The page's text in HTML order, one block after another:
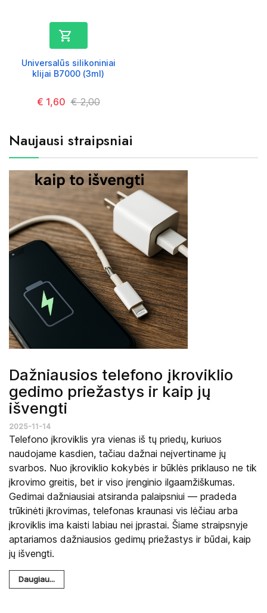

Universalūs silikoniniai
klijai B7000 (3ml)
Kaina
€ 1,60 Kaina
€ 2,00
Naujausi straipsniai
Dažniausios telefono įkroviklio
gedimo priežastys ir kaip jų
išvengti
2025-11-14
Telefono įkroviklis yra vienas iš tų priedų, kuriuos
naudojame kasdien, tačiau dažnai neįvertiname jų
svarbos. Nuo įkroviklio kokybės ir būklės priklauso ne tik
įkrovimo greitis, bet ir viso įrenginio ilgaamžiškumas.
Gedimai dažniausiai atsiranda palaipsniui — pradeda
trūkinėti įkrovimas, telefonas kraunasi vis lėčiau arba
įkroviklis ima kaisti labiau nei įprastai. Šiame straipsnyje
aptariamos dažniausios gedimų priežastys ir būdai, kaip
jų išvengti.
Daugiau...